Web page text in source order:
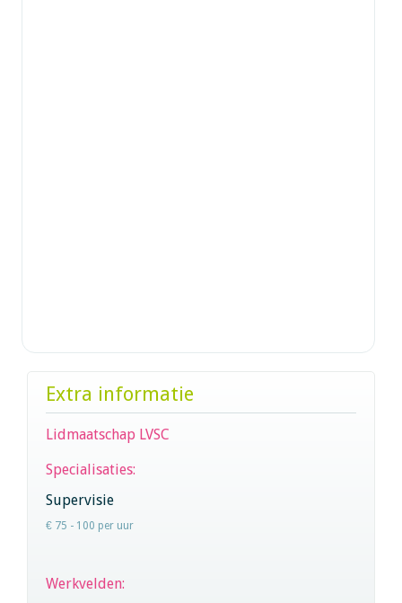
Extra informatie
Lidmaatschap LVSC
Specialisaties:
Supervisie
€ 75 - 100 per uur
Werkvelden: